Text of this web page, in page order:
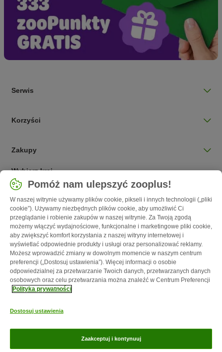
Serwis
Korzyści
Zakupy
Wybierz kraj
Polska / PL
Follow zooplus
O nas Kariera - Kraków
odstąpienia od umowy
Kontakt Informacje o przesyłce
Metody
Program partnerski
Korzyści
Pomóż nam ulepszyć zooplus!
W naszej witrynie używamy plików cookie, pikseli i innych technologii („pliki
cookie”). Używamy niezbędnych plików cookie, aby umożliwić Ci
przeglądanie i robienie zakupów w naszej witrynie. Za Twoją zgodą
możemy włączyć wydajnościowe, funkcjonalne i marketingowe pliki cookie,
aby zwiększyć komfort korzystania z naszej witryny internetowej i
wyświetlać odpowiednie produkty i usługi oraz personalizować reklamy.
Możesz wprowadzić zmiany w dowolnym momencie w naszym centrum
preferencji („Dostosuj ustawienia”). Więcej informacji o osobie
odpowiedzialnej za przetwarzanie Twoich danych, przetwarzanych danych
osobowych oraz celu przetwarzania można znaleźć w Centrum Preferencji
Polityka prywatności
Dostosuj ustawienia
Zaakceptuj i kontynuuj